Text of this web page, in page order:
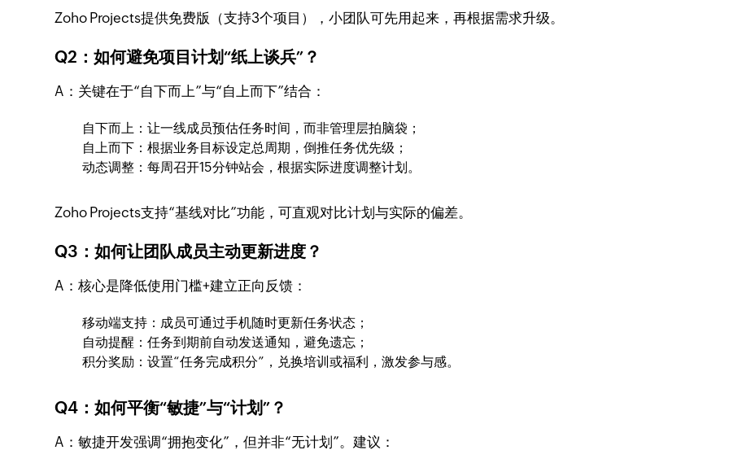
Zoho Projects提供免费版（支持3个项目），小团队可先用起来，再根据需求升级。
Q2：如何避免项目计划“纸上谈兵”？
A：关键在于“自下而上”与“自上而下”结合：
自下而上：让一线成员预估任务时间，而非管理层拍脑袋；
自上而下：根据业务目标设定总周期，倒推任务优先级；
动态调整：每周召开15分钟站会，根据实际进度调整计划。
Zoho Projects支持“基线对比”功能，可直观对比计划与实际的偏差。
Q3：如何让团队成员主动更新进度？
A：核心是降低使用门槛+建立正向反馈：
移动端支持：成员可通过手机随时更新任务状态；
自动提醒：任务到期前自动发送通知，避免遗忘；
积分奖励：设置“任务完成积分”，兑换培训或福利，激发参与感。
Q4：如何平衡“敏捷”与“计划”？
A：敏捷开发强调“拥抱变化”，但并非“无计划”。建议：